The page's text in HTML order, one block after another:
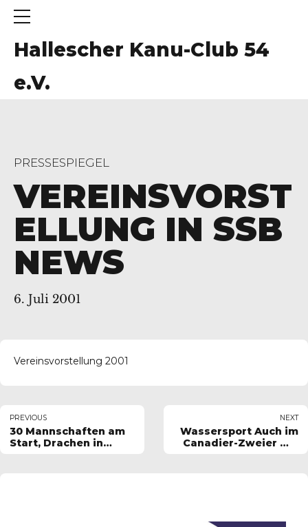
Hallescher Kanu-Club 54
e.V.
PRESSESPIEGEL
VEREINSVORST
ELLUNG IN SSB
NEWS
6. Juli 2001
Vereinsvorstellung 2001
PREVIOUS
30 Mannschaften am
Start, Drachen in
NEXT
Wassersport Auch im
Canadier-Zweier mit